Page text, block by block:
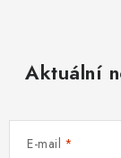
Aktuální
E-mail